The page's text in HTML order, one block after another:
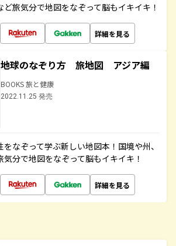
旅気分で地図をなぞって脳もイキイキ！
詳細を見る
地球のなぞり方 旅地図 アジア編
BOOKS 旅と健康
2022.11.25 発売
なぞって学ぶ新しい地図本！国境や州、
分で地図をなぞって脳もイキイキ！
詳細を見る